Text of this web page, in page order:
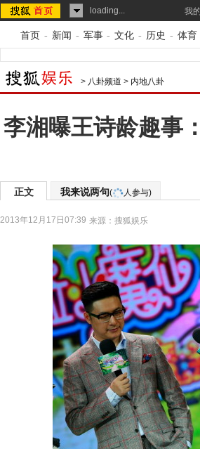
loading... 我
首页 - 新闻 - 军事 - 文化 - 历史 - 体育
> 八卦频道 > 内地八卦
李湘曝王诗龄趣事
正文 我来说两句( 人参与)
2013年12月17日07:39 来源： 搜狐娱乐